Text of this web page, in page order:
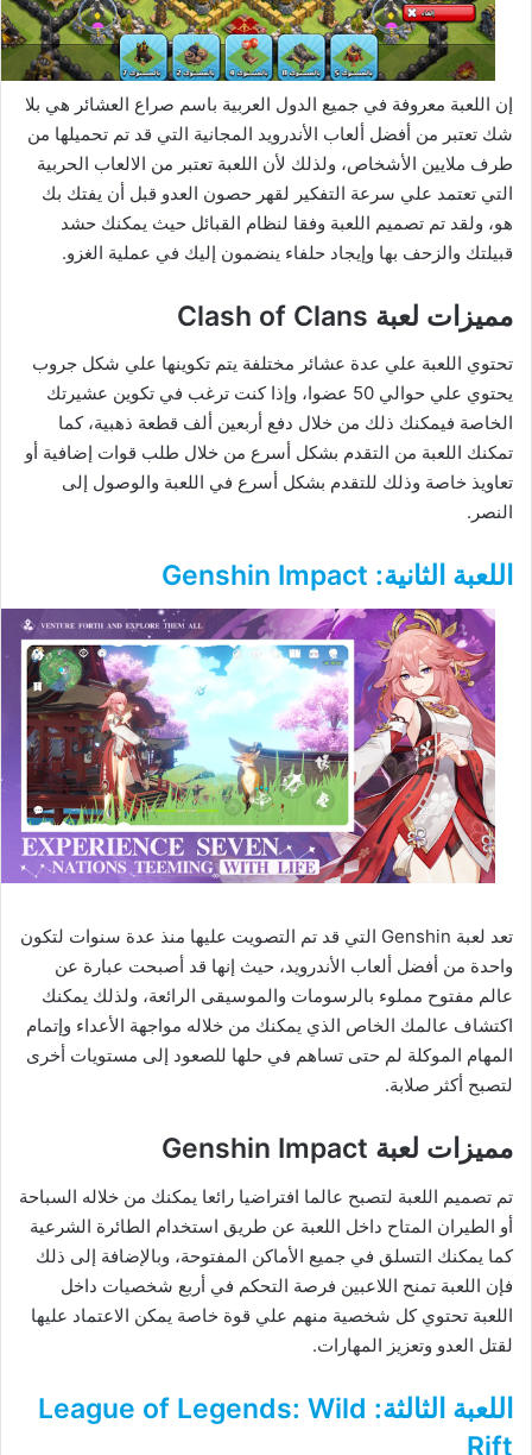
إن اللعبة معروفة في جميع الدول العربية باسم صراع العشائر هي بلا
شك تعتبر من أفضل ألعاب الأندرويد المجانية التي قد تم تحميلها من
طرف ملايين الأشخاص، ولذلك لأن اللعبة تعتبر من الالعاب الحربية
التي تعتمد علي سرعة التفكير لقهر حصون العدو قبل أن يفتك بك
هو، ولقد تم تصميم اللعبة وفقا لنظام القبائل حيث يمكنك حشد
قبيلتك والزحف بها وإيجاد حلفاء ينضمون إليك في عملية الغزو.
مميزات لعبة Clash of Clans
تحتوي اللعبة علي عدة عشائر مختلفة يتم تكوينها علي شكل جروب
يحتوي علي حوالي 50 عضوا، وإذا كنت ترغب في تكوين عشيرتك
الخاصة فيمكنك ذلك من خلال دفع أربعين ألف قطعة ذهبية، كما
تمكنك اللعبة من التقدم بشكل أسرع من خلال طلب قوات إضافية أو
تعاويذ خاصة وذلك للتقدم بشكل أسرع في اللعبة والوصول إلى
النصر.
اللعبة الثانية: Genshin Impact
تعد لعبة Genshin التي قد تم التصويت عليها منذ عدة سنوات لتكون
واحدة من أفضل ألعاب الأندرويد، حيث إنها قد أصبحت عبارة عن
عالم مفتوح مملوء بالرسومات والموسيقى الرائعة، ولذلك يمكنك
اكتشاف عالمك الخاص الذي يمكنك من خلاله مواجهة الأعداء وإتمام
المهام الموكلة لم حتى تساهم في حلها للصعود إلى مستويات أخرى
لتصبح أكثر صلابة.
مميزات لعبة Genshin Impact
تم تصميم اللعبة لتصبح عالما افتراضيا رائعا يمكنك من خلاله السباحة
أو الطيران المتاح داخل اللعبة عن طريق استخدام الطائرة الشرعية
كما يمكنك التسلق في جميع الأماكن المفتوحة، وبالإضافة إلى ذلك
فإن اللعبة تمنح اللاعبين فرصة التحكم في أربع شخصيات داخل
اللعبة تحتوي كل شخصية منهم علي قوة خاصة يمكن الاعتماد عليها
لقتل العدو وتعزيز المهارات.
اللعبة الثالثة: League of Legends: Wild
Rift